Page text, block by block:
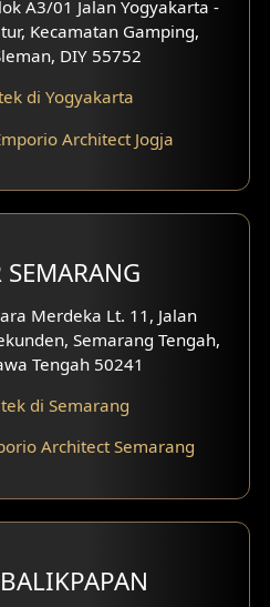
A3/01 Jalan Yogyakarta -
Kecamatan Gamping,
DIY 55752
di Yogyakarta
Architect Jogja
SEMARANG
Merdeka Lt. 11, Jalan
Semarang Tengah,
Tengah 50241
di Semarang
Architect Semarang